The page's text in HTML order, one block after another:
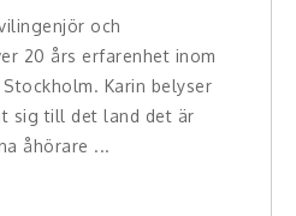
och
20 års erfarenhet inom
Karin belyser
sig till det land det är
åhörare ...